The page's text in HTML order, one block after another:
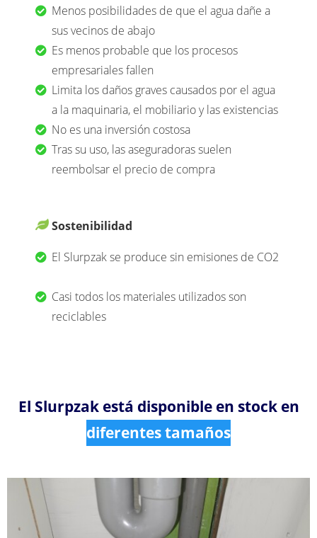
Menos posibilidades de que el agua dañe a
sus vecinos de abajo
Es menos probable que los procesos
empresariales fallen
Limita los daños graves causados por el agua
a la maquinaria, el mobiliario y las existencias
No es una inversión costosa
Tras su uso, las aseguradoras suelen
reembolsar el precio de compra
Sostenibilidad
El Slurpzak se produce sin emisiones de CO2
Casi todos los materiales utilizados son
reciclables
El Slurpzak está disponible en stock en
diferentes tamaños